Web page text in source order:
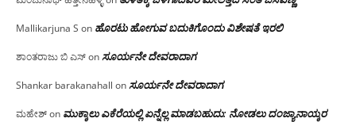
Mallikarjuna S on ಹೊರಟು ಹೋಗುವ ಬದುಕಿಗೊಂದು ವಿಶೇಷತೆ ಇರಲಿ
ಶಾಂತರಾಜು ಬಿ ಎಸ್onಸೂರ್ಯನೇ ದೇವರಾದಾಗ
Shankar barakanahall onಸೂರ್ಯನೇ ದೇವರಾದಾಗ
ಮಹೇಶ್on ಮುಕ್ಕಾಲು ಎಕೆರೆಯಲ್ಲಿ ಏನ್ನೆಲ್ಲ‌ ಮಾಡಬಹುದು: ನೋಡಲು ದಂಜ್ಯಾನಾಯ್ಕರ